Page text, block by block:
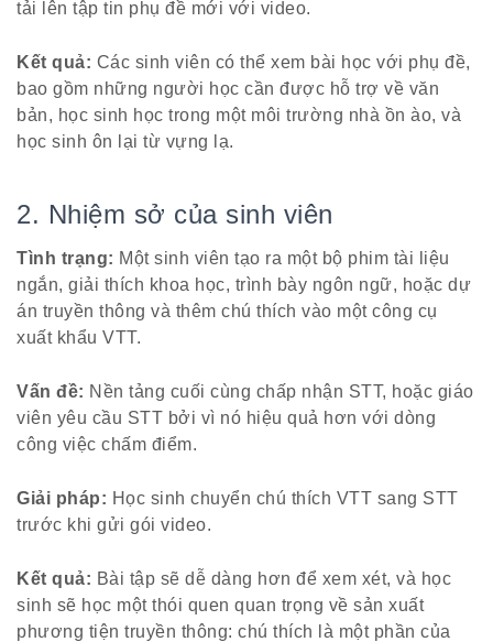
tải lên tập tin phụ đề mới với video.
Kết quả: Các sinh viên có thể xem bài học với phụ đề,
bao gồm những người học cần được hỗ trợ về văn
bản, học sinh học trong một môi trường nhà ồn ào, và
học sinh ôn lại từ vựng lạ.
2. Nhiệm sở của sinh viên
Tình trạng: Một sinh viên tạo ra một bộ phim tài liệu
ngắn, giải thích khoa học, trình bày ngôn ngữ, hoặc dự
án truyền thông và thêm chú thích vào một công cụ
xuất khẩu VTT.
Vấn đề: Nền tảng cuối cùng chấp nhận STT, hoặc giáo
viên yêu cầu STT bởi vì nó hiệu quả hơn với dòng
công việc chấm điểm.
Giải pháp: Học sinh chuyển chú thích VTT sang STT
trước khi gửi gói video.
Kết quả: Bài tập sẽ dễ dàng hơn để xem xét, và học
sinh sẽ học một thói quen quan trọng về sản xuất
phương tiện truyền thông: chú thích là một phần của